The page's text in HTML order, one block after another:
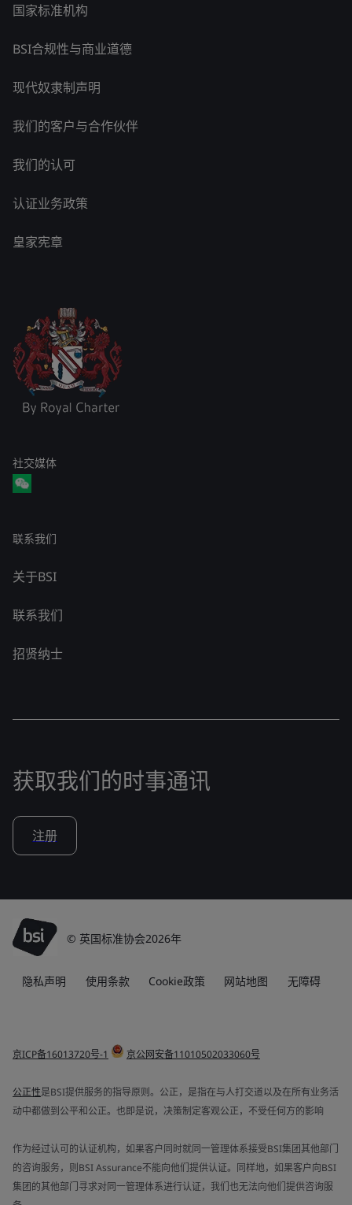
国家标准机构
BSI合规性与商业道德
现代奴隶制声明
我们的客户与合作伙伴
我们的认可
认证业务政策
皇家宪章
社交媒体
联系我们
关于BSI
联系我们
招贤纳士
获取我们的时事通讯
注册
© 英国标准协会2026年
隐私声明 使用条款 Cookie政策 网站地图 无障碍
京ICP备16013720号-1 京公网安备11010502033060号
公正性是BSI提供服务的指导原则。公正，是指在与人打交道以及在所有业务活
动中都做到公平和公正。也即是说，决策制定客观公正，不受任何方的影响
作为经过认可的认证机构，如果客户同时就同一管理体系接受BSI集团其他部门
的咨询服务，则BSI Assurance不能向他们提供认证。同样地，如果客户向BSI
集团的其他部门寻求对同一管理体系进行认证，我们也无法向他们提供咨询服